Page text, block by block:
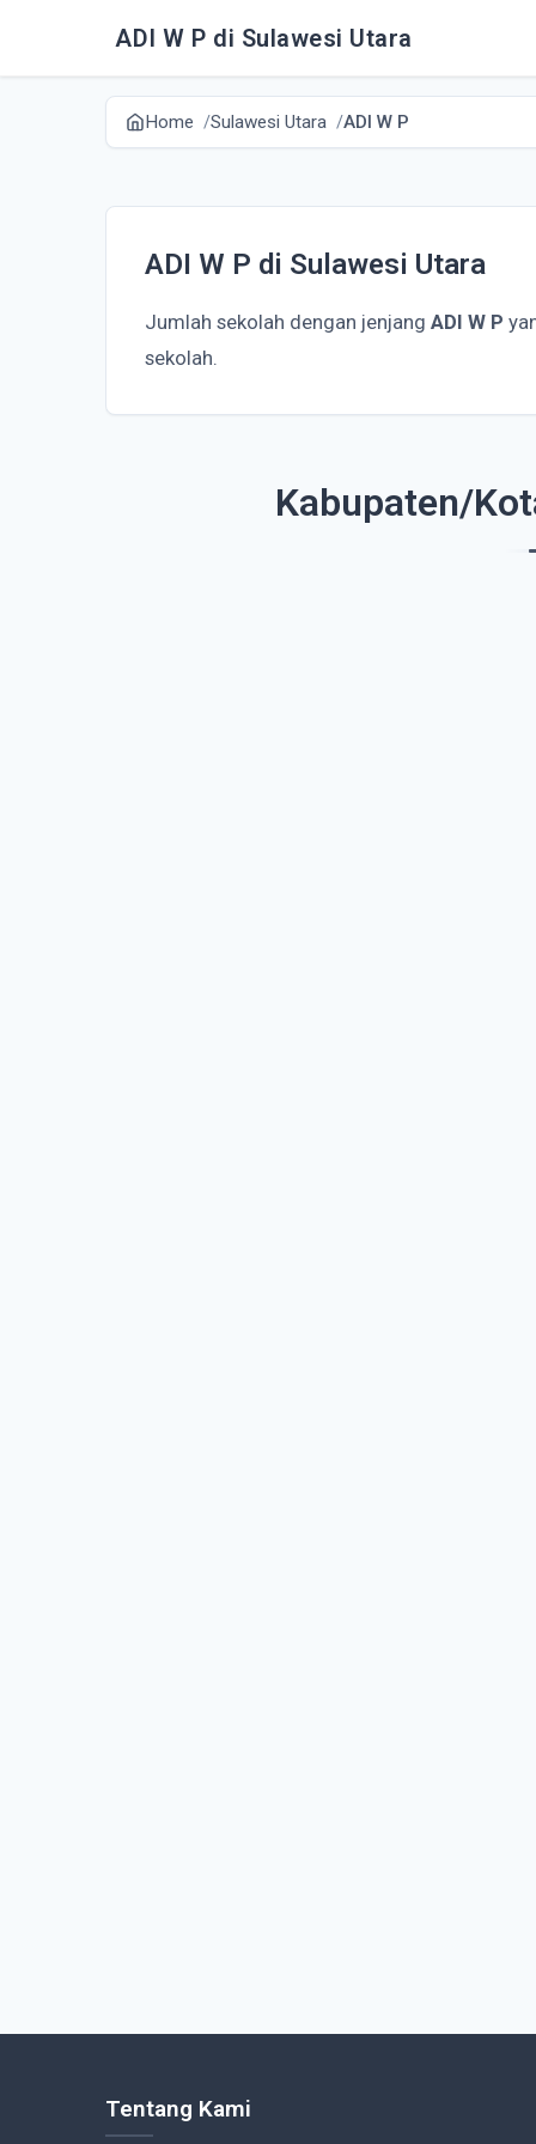
ADI W P di Sulawesi Utara
Home Sulawesi Utara ADI W P
ADI W P di Sulawesi Utara
Jumlah sekolah dengan jenjang ADI W P
sekolah.
Kabupaten/
Tentang Kami